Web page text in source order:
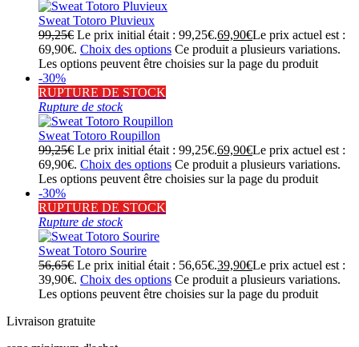
Sweat Totoro Pluvieux
99,25€ Le prix initial était : 99,25€.69,90€Le prix actuel est :
69,90€. Choix des options Ce produit a plusieurs variations.
Les options peuvent être choisies sur la page du produit
-30%
RUPTURE DE STOCK
Rupture de stock
Sweat Totoro Roupillon
99,25€ Le prix initial était : 99,25€.69,90€Le prix actuel est :
69,90€. Choix des options Ce produit a plusieurs variations.
Les options peuvent être choisies sur la page du produit
-30%
RUPTURE DE STOCK
Rupture de stock
Sweat Totoro Sourire
56,65€ Le prix initial était : 56,65€.39,90€Le prix actuel est :
39,90€. Choix des options Ce produit a plusieurs variations.
Les options peuvent être choisies sur la page du produit
Livraison gratuite